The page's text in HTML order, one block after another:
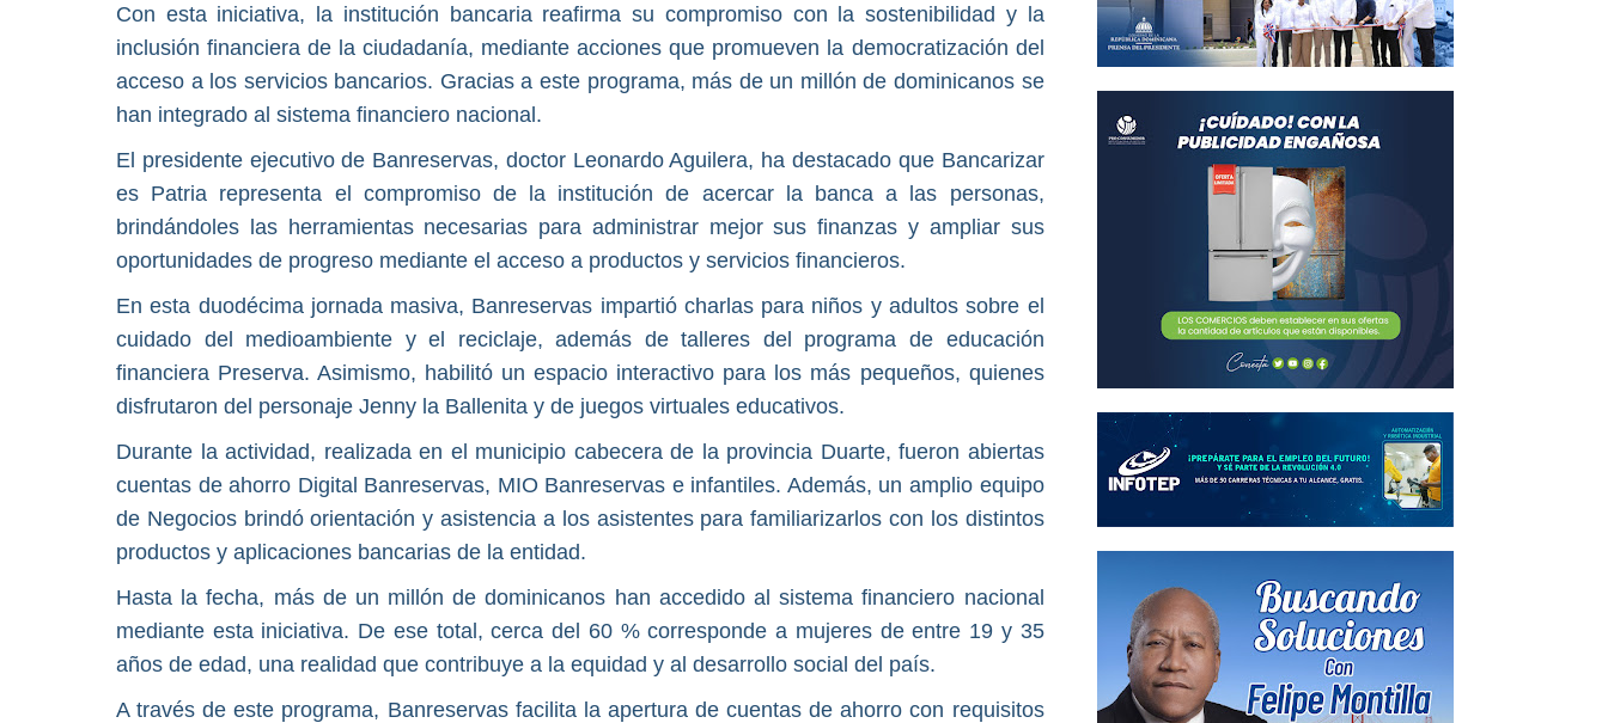
Con esta iniciativa, la institución bancaria reafirma su compromiso con la sostenibilidad y la
inclusión financiera de la ciudadanía, mediante acciones que promueven la democratización del
acceso a los servicios bancarios. Gracias a este programa, más de un millón de dominicanos se
han integrado al sistema financiero nacional.
El presidente ejecutivo de Banreservas, doctor Leonardo Aguilera, ha destacado que Bancarizar
es Patria representa el compromiso de la institución de acercar la banca a las personas,
brindándoles las herramientas necesarias para administrar mejor sus finanzas y ampliar sus
oportunidades de progreso mediante el acceso a productos y servicios financieros.
En esta duodécima jornada masiva, Banreservas impartió charlas para niños y adultos sobre el
cuidado del medioambiente y el reciclaje, además de talleres del programa de educación
financiera Preserva. Asimismo, habilitó un espacio interactivo para los más pequeños, quienes
disfrutaron del personaje Jenny la Ballenita y de juegos virtuales educativos.
Durante la actividad, realizada en el municipio cabecera de la provincia Duarte, fueron abiertas
cuentas de ahorro Digital Banreservas, MIO Banreservas e infantiles. Además, un amplio equipo
de Negocios brindó orientación y asistencia a los asistentes para familiarizarlos con los distintos
productos y aplicaciones bancarias de la entidad.
Hasta la fecha, más de un millón de dominicanos han accedido al sistema financiero nacional
mediante esta iniciativa. De ese total, cerca del 60 % corresponde a mujeres de entre 19 y 35
años de edad, una realidad que contribuye a la equidad y al desarrollo social del país.
A través de este programa, Banreservas facilita la apertura de cuentas de ahorro con requisitos